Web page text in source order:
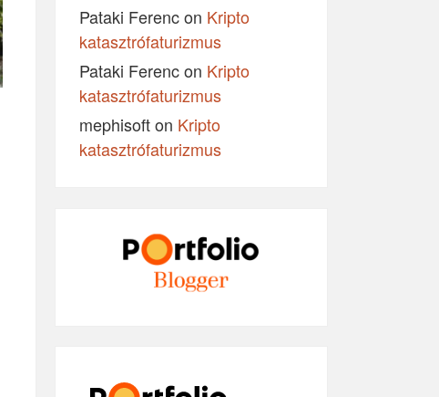
Pataki Ferencon Kripto
katasztrófaturizmus
Pataki Ferencon Kripto
katasztrófaturizmus
mephisofton Kripto
katasztrófaturizmus